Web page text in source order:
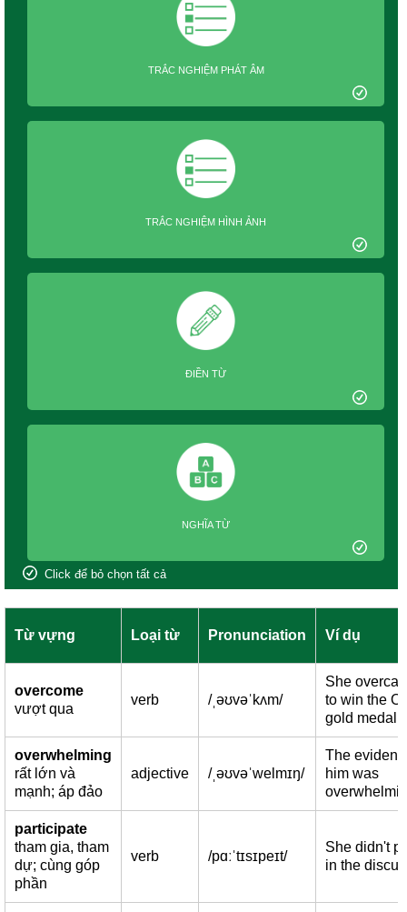
TRẮC NGHIỆM PHÁT ÂM
TRẮC NGHIỆM HÌNH ẢNH
ĐIỀN TỪ
NGHĨA TỪ
Click để bỏ chọn tất cả
Từ vựng Loại từ Pronunciation Ví dụ
overcome
vượt qua
verb /ˌəʊvəˈkʌm/
She
to win the
gold medal.
overwhelming
rất lớn và
mạnh; áp đảo
adjective /ˌəʊvəˈwelmɪŋ/
The
him was
participate
tham gia, tham
dự; cùng góp
phần
verb /pɑːˈtɪsɪpeɪt/
She didn't
in the